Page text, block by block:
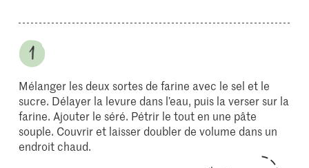
Mélanger les deux sortes de farine avec le sel et le
sucre. Délayer la levure dans l’eau, puis la verser sur la
farine. Ajouter le séré. Pétrir le tout en une pâte
souple. Couvrir et laisser doubler de volume dans un
endroit chaud.